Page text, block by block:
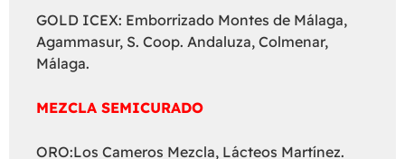
GOLD ICEX: Emborrizado Montes de Málaga,
Agammasur, S. Coop. Andaluza, Colmenar,
Málaga.
MEZCLA SEMICURADO
ORO:Los Cameros Mezcla, Lácteos Martínez.